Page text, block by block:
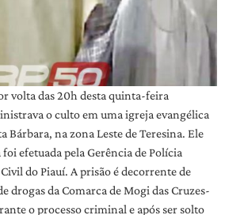
volta das 20h desta quinta-feira
o culto em uma igreja evangélica
Bárbara, na zona Leste de Teresina. Ele
efetuada pela Gerência de Polícia
do Piauí. A prisão é decorrente de
drogas da Comarca de Mogi das Cruzes-
o processo criminal e após ser solto